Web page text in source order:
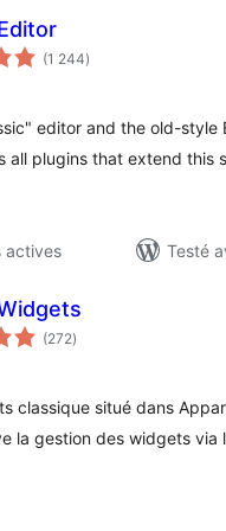
(1 244notes
en
)
editor and the old-style
all plugins that extend this
actives
Testé
(272notes
en
)
classique situé dans
la gestion des widgets via